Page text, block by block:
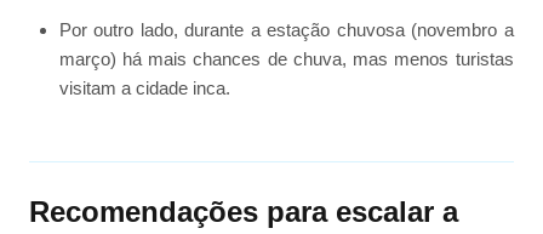
Por outro lado, durante a estação chuvosa (novembro a
março) há mais chances de chuva, mas menos turistas
visitam a cidade inca.
Recomendações para escalar a